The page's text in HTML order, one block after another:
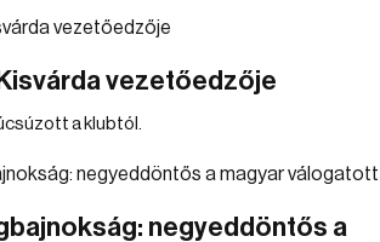
vezetőedzője
a klubtól.
negyeddöntős a